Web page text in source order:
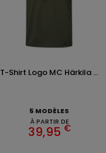
T-Shirt Logo MC Härkila ...
5 MODÈLES
À PARTIR DE
39,95 €